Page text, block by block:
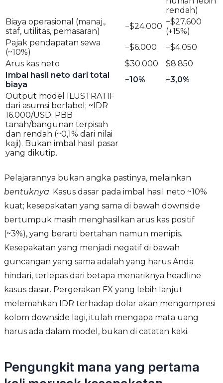
rendah)
Biaya operasional (manaj.,
staf, utilitas, pemasaran)
−$24.000 −$27.600
(+15%)
Pajak pendapatan sewa
(~10%)
−$6.000
−$4.050
Arus kas neto
$30.000
$8.850
Imbal hasil neto dari total
biaya
~10%
~3,0%
Output model ILUSTRATIF
dari asumsi berlabel; ~IDR
16.000/USD. PBB
tanah/bangunan terpisah
dan rendah (~0,1% dari nilai
kaji). Bukan imbal hasil pasar
yang dikutip.
Pelajarannya bukan angka pastinya, melainkan
bentuknya. Kasus dasar pada imbal hasil neto ~10%
kuat; kesepakatan yang sama di bawah downside
bertumpuk masih menghasilkan arus kas positif
(~3%), yang berarti bertahan namun menipis.
Kesepakatan yang menjadi negatif di bawah
guncangan yang sama adalah yang harus Anda
hindari, terlepas dari betapa menariknya headline
kasus dasar. Pergerakan FX yang lebih lanjut
melemahkan IDR terhadap dolar akan mengompresi
kolom downside lagi, itulah mengapa mata uang
harus ada dalam model, bukan di catatan kaki.
Pengungkit mana yang pertama